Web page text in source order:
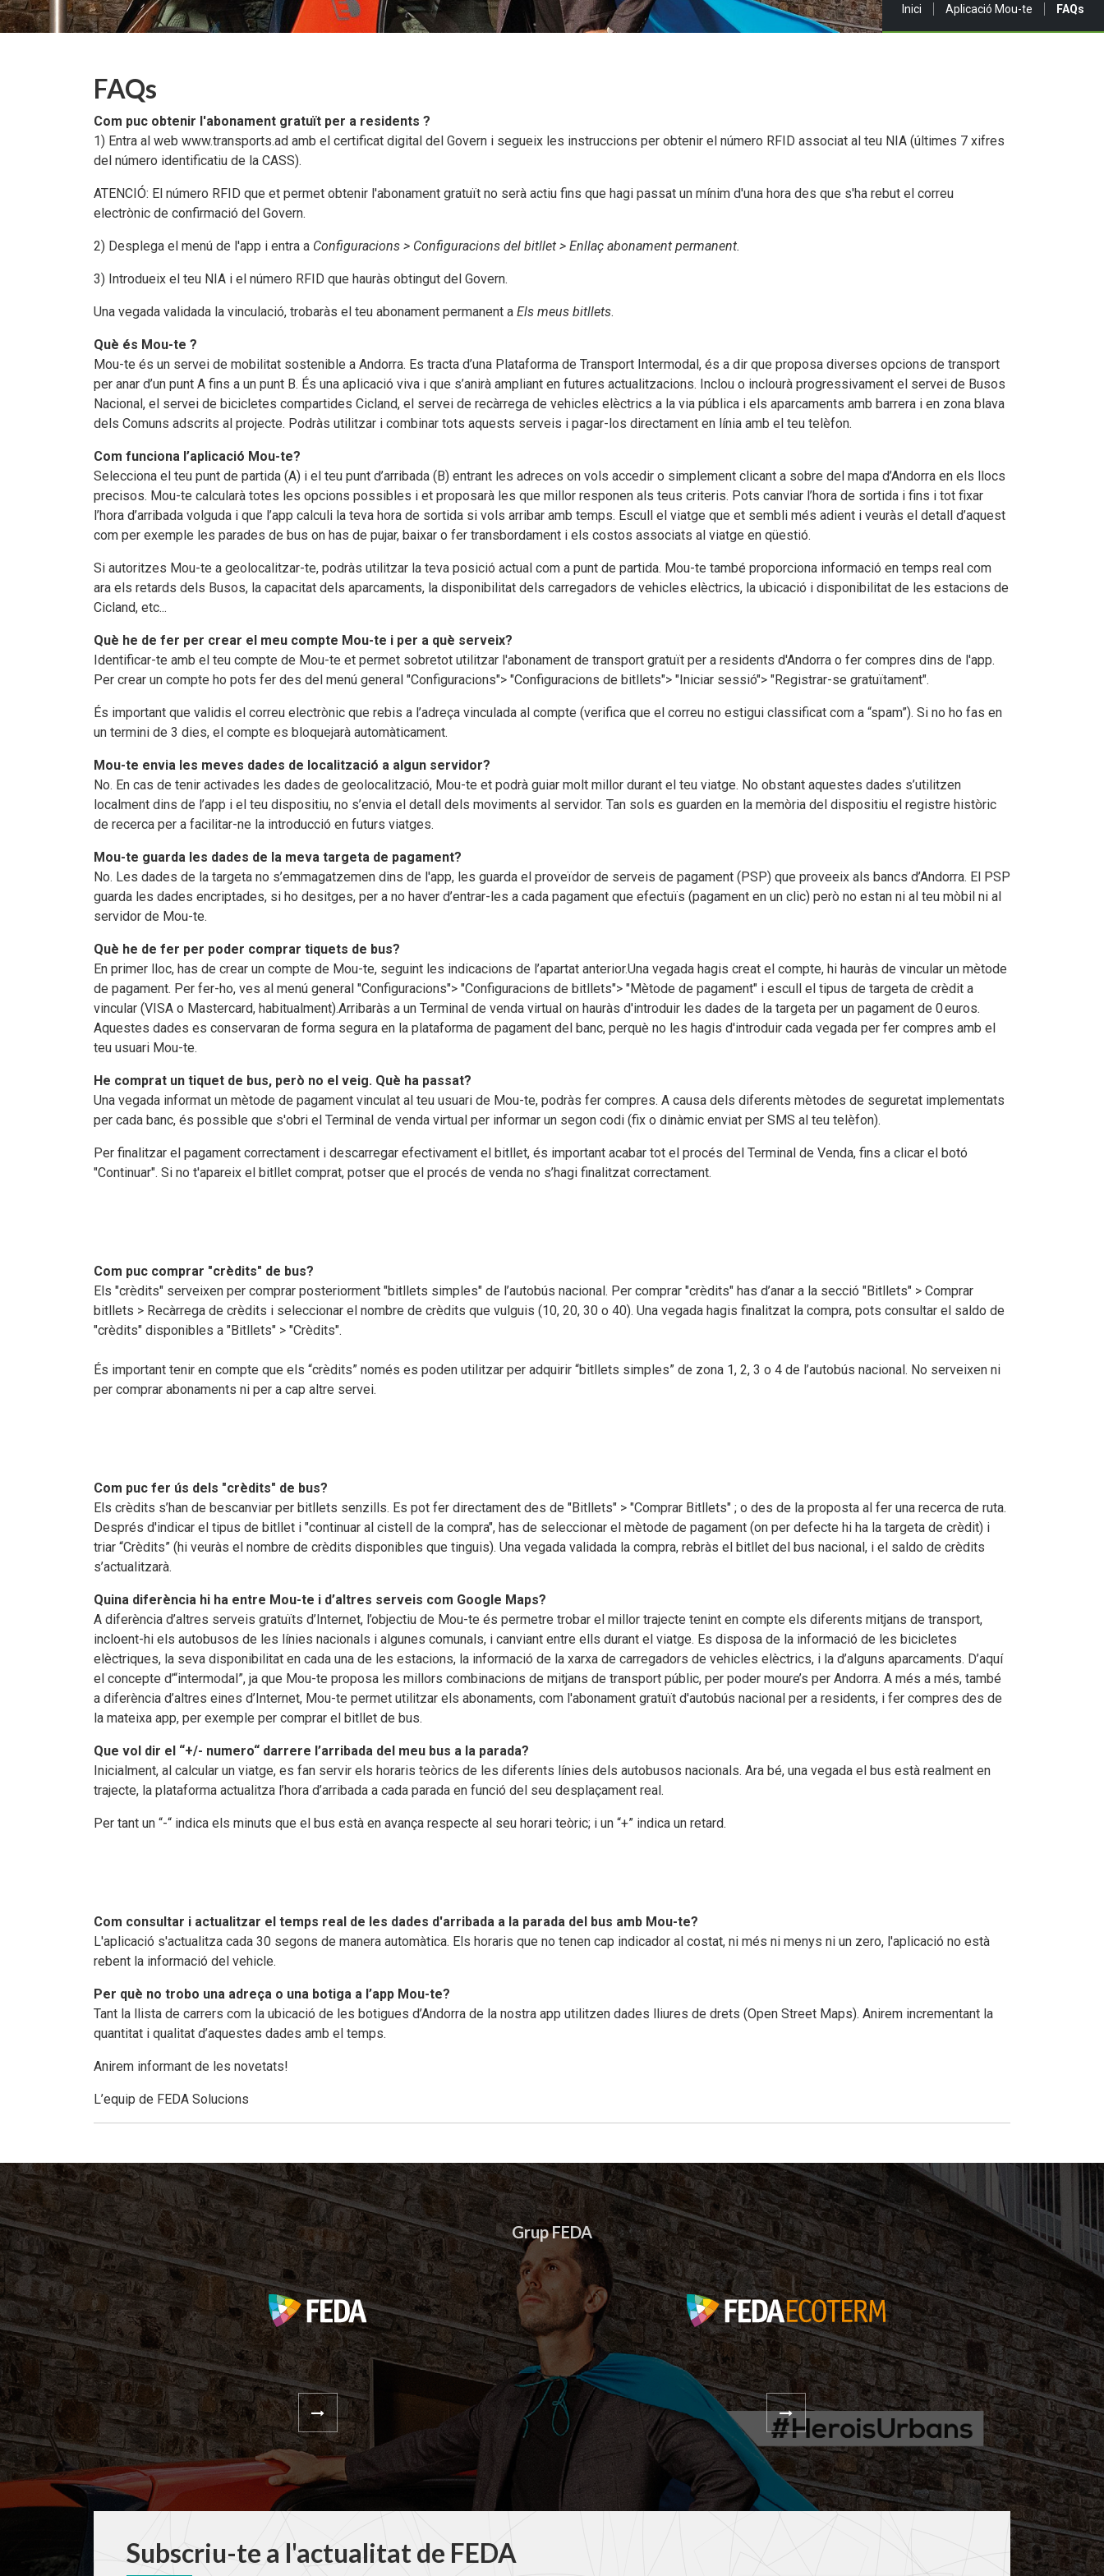
Sou a:
Inici Aplicació Mou-te FAQs
FAQs
Com puc obtenir l'abonament gratuït per a residents ?
1) Entra al web www.transports.ad amb el certificat digital del Govern i segueix les instruccions per obtenir el número RFID associat al teu NIA (últimes 7 xifres
del número identificatiu de la CASS).
ATENCIÓ: El número RFID que et permet obtenir l'abonament gratuït no serà actiu fins que hagi passat un mínim d'una hora des que s'ha rebut el correu
electrònic de confirmació del Govern.
2) Desplega el menú de l'app i entra a Configuracions > Configuracions del bitllet > Enllaç abonament permanent.
3) Introdueix el teu NIA i el número RFID que hauràs obtingut del Govern.
Una vegada validada la vinculació, trobaràs el teu abonament permanent a Els meus bitllets.
Què és Mou-te ?
Mou-te és un servei de mobilitat sostenible a Andorra. Es tracta d’una Plataforma de Transport Intermodal, és a dir que proposa diverses opcions de transport
per anar d’un punt A fins a un punt B. És una aplicació viva i que s’anirà ampliant en futures actualitzacions. Inclou o inclourà progressivament el servei de Busos
Nacional, el servei de bicicletes compartides Cicland, el servei de recàrrega de vehicles elèctrics a la via pública i els aparcaments amb barrera i en zona blava
dels Comuns adscrits al projecte. Podràs utilitzar i combinar tots aquests serveis i pagar-los directament en línia amb el teu telèfon.
Com funciona l’aplicació Mou-te?
Selecciona el teu punt de partida (A) i el teu punt d’arribada (B) entrant les adreces on vols accedir o simplement clicant a sobre del mapa d’Andorra en els llocs
precisos. Mou-te calcularà totes les opcions possibles i et proposarà les que millor responen als teus criteris. Pots canviar l’hora de sortida i fins i tot fixar
l’hora d’arribada volguda i que l’app calculi la teva hora de sortida si vols arribar amb temps. Escull el viatge que et sembli més adient i veuràs el detall d’aquest
com per exemple les parades de bus on has de pujar, baixar o fer transbordament i els costos associats al viatge en qüestió.
Si autoritzes Mou-te a geolocalitzar-te, podràs utilitzar la teva posició actual com a punt de partida. Mou-te també proporciona informació en temps real com
ara els retards dels Busos, la capacitat dels aparcaments, la disponibilitat dels carregadors de vehicles elèctrics, la ubicació i disponibilitat de les estacions de
Cicland, etc...
Què he de fer per crear el meu compte Mou-te i per a què serveix?
Identificar-te amb el teu compte de Mou-te et permet sobretot utilitzar l'abonament de transport gratuït per a residents d'Andorra o fer compres dins de l'app.
Per crear un compte ho pots fer des del menú general "Configuracions"> "Configuracions de bitllets"> "Iniciar sessió"> "Registrar-se gratuïtament".
És important que validis el correu electrònic que rebis a l’adreça vinculada al compte (verifica que el correu no estigui classificat com a “spam”). Si no ho fas en
un termini de 3 dies, el compte es bloquejarà automàticament.
Mou-te envia les meves dades de localització a algun servidor?
No. En cas de tenir activades les dades de geolocalització, Mou-te et podrà guiar molt millor durant el teu viatge. No obstant aquestes dades s’utilitzen
localment dins de l’app i el teu dispositiu, no s’envia el detall dels moviments al servidor. Tan sols es guarden en la memòria del dispositiu el registre històric
de recerca per a facilitar-ne la introducció en futurs viatges.
Mou-te guarda les dades de la meva targeta de pagament?
No. Les dades de la targeta no s’emmagatzemen dins de l'app, les guarda el proveïdor de serveis de pagament (PSP) que proveeix als bancs d’Andorra. El PSP
guarda les dades encriptades, si ho desitges, per a no haver d’entrar-les a cada pagament que efectuïs (pagament en un clic) però no estan ni al teu mòbil ni al
servidor de Mou-te.
Què he de fer per poder comprar tiquets de bus?
En primer lloc, has de crear un compte de Mou-te, seguint les indicacions de l’apartat anterior.Una vegada hagis creat el compte, hi hauràs de vincular un mètode
de pagament. Per fer-ho, ves al menú general "Configuracions"> "Configuracions de bitllets"> "Mètode de pagament" i escull el tipus de targeta de crèdit a
vincular (VISA o Mastercard, habitualment).Arribaràs a un Terminal de venda virtual on hauràs d'introduir les dades de la targeta per un pagament de 0 euros.
Aquestes dades es conservaran de forma segura en la plataforma de pagament del banc, perquè no les hagis d'introduir cada vegada per fer compres amb el
teu usuari Mou-te.
He comprat un tiquet de bus, però no el veig. Què ha passat?
Una vegada informat un mètode de pagament vinculat al teu usuari de Mou-te, podràs fer compres. A causa dels diferents mètodes de seguretat implementats
per cada banc, és possible que s'obri el Terminal de venda virtual per informar un segon codi (fix o dinàmic enviat per SMS al teu telèfon).
Per finalitzar el pagament correctament i descarregar efectivament el bitllet, és important acabar tot el procés del Terminal de Venda, fins a clicar el botó
"Continuar". Si no t'apareix el bitllet comprat, potser que el procés de venda no s’hagi finalitzat correctament.
Com puc comprar "crèdits" de bus?
Els "crèdits" serveixen per comprar posteriorment "bitllets simples" de l’autobús nacional. Per comprar "crèdits" has d’anar a la secció "Bitllets" > Comprar
bitllets > Recàrrega de crèdits i seleccionar el nombre de crèdits que vulguis (10, 20, 30 o 40). Una vegada hagis finalitzat la compra, pots consultar el saldo de
"crèdits" disponibles a "Bitllets" > "Crèdits".
És important tenir en compte que els “crèdits” només es poden utilitzar per adquirir “bitllets simples” de zona 1, 2, 3 o 4 de l’autobús nacional. No serveixen ni
per comprar abonaments ni per a cap altre servei.
Com puc fer ús dels "crèdits" de bus?
Els crèdits s’han de bescanviar per bitllets senzills. Es pot fer directament des de "Bitllets" > "Comprar Bitllets" ; o des de la proposta al fer una recerca de ruta.
Després d'indicar el tipus de bitllet i "continuar al cistell de la compra", has de seleccionar el mètode de pagament (on per defecte hi ha la targeta de crèdit) i
triar “Crèdits” (hi veuràs el nombre de crèdits disponibles que tinguis). Una vegada validada la compra, rebràs el bitllet del bus nacional, i el saldo de crèdits
s’actualitzarà.
Quina diferència hi ha entre Mou-te i d’altres serveis com Google Maps?
A diferència d’altres serveis gratuïts d’Internet, l’objectiu de Mou-te és permetre trobar el millor trajecte tenint en compte els diferents mitjans de transport,
incloent-hi els autobusos de les línies nacionals i algunes comunals, i canviant entre ells durant el viatge. Es disposa de la informació de les bicicletes
elèctriques, la seva disponibilitat en cada una de les estacions, la informació de la xarxa de carregadors de vehicles elèctrics, i la d’alguns aparcaments. D’aquí
el concepte d’“intermodal”, ja que Mou-te proposa les millors combinacions de mitjans de transport públic, per poder moure’s per Andorra. A més a més, també
a diferència d’altres eines d’Internet, Mou-te permet utilitzar els abonaments, com l'abonament gratuït d'autobús nacional per a residents, i fer compres des de
la mateixa app, per exemple per comprar el bitllet de bus.
Que vol dir el “+/- numero“ darrere l’arribada del meu bus a la parada?
Inicialment, al calcular un viatge, es fan servir els horaris teòrics de les diferents línies dels autobusos nacionals. Ara bé, una vegada el bus està realment en
trajecte, la plataforma actualitza l’hora d’arribada a cada parada en funció del seu desplaçament real.
Per tant un “-“ indica els minuts que el bus està en avança respecte al seu horari teòric; i un “+” indica un retard.
Com consultar i actualitzar el temps real de les dades d'arribada a la parada del bus amb Mou-te?
L'aplicació s'actualitza cada 30 segons de manera automàtica. Els horaris que no tenen cap indicador al costat, ni més ni menys ni un zero, l'aplicació no està
rebent la informació del vehicle.
Per què no trobo una adreça o una botiga a l’app Mou-te?
Tant la llista de carrers com la ubicació de les botigues d’Andorra de la nostra app utilitzen dades lliures de drets (Open Street Maps). Anirem incrementant la
quantitat i qualitat d’aquestes dades amb el temps.
Anirem informant de les novetats!
L’equip de FEDA Solucions
Grup FEDA
Subscriu-te a l'actualitat de FEDA